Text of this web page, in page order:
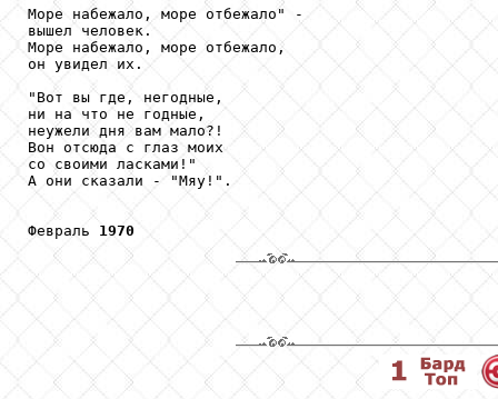
Море набежало, море отбежало" -
вышел человек.
Море набежало, море отбежало,
он увидел их.
"Вот вы где, негодные,
ни на что не годные,
неужели дня вам мало?!
Вон отсюда с глаз моих
со своими ласками!"
А они сказали - "Мяу!".
Февраль 1970